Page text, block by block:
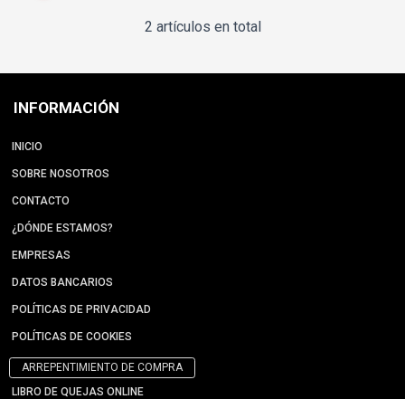
2 artículos en total
INFORMACIÓN
INICIO
SOBRE NOSOTROS
CONTACTO
¿DÓNDE ESTAMOS?
EMPRESAS
DATOS BANCARIOS
POLÍTICAS DE PRIVACIDAD
POLÍTICAS DE COOKIES
ARREPENTIMIENTO DE COMPRA
LIBRO DE QUEJAS ONLINE